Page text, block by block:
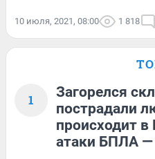
10 июля, 2021, 08:00 1 818
1
Загорелся
пострадали
происходит
атаки БПЛА